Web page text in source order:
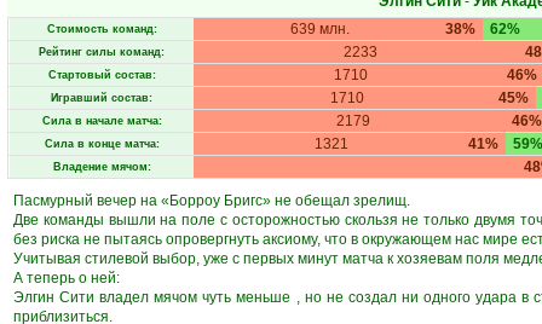
Стоимость команд: 38%
639 млн. 62%
Рейтинг силы команд: 2233
Стартовый состав: 46%
1710
Игравший состав: 45%
1710
Сила в начале матча: 46%
2179
Сила в конце матча: 41%
1321 59%
Владение мячом:
Пасмурный вечер на «Борроу Бригс» не обещал зрелищ.
Две команды вышли на поле с осторожностью скользя не только двумя
без риска не пытаясь опровергнуть аксиому, что в окружающем нас мире
Учитывая стилевой выбор, уже с первых минут матча к хозяевам поля
А теперь о ней:
Элгин Сити владел мячом чуть меньше , но не создал ни одного удара в
приблизиться.